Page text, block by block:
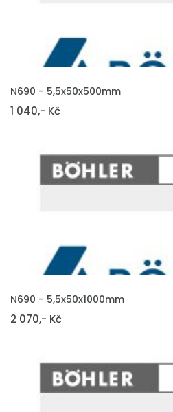
VLOŽIT DO KOŠÍKU
N690 - 5,5x50x500mm
1 040,- Kč
VLOŽIT DO KOŠÍKU
N690 - 5,5x50x1000mm
2 070,- Kč